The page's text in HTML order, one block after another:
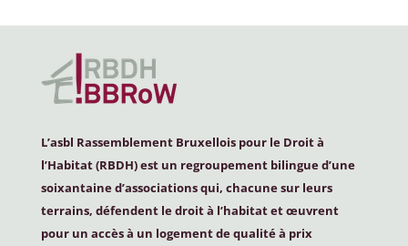
L’asbl Rassemblement Bruxellois pour le Droit à
l’Habitat (RBDH) est un regroupement bilingue d’une
soixantaine d’associations qui, chacune sur leurs
terrains, défendent le droit à l’habitat et œuvrent
pour un accès à un logement de qualité à prix